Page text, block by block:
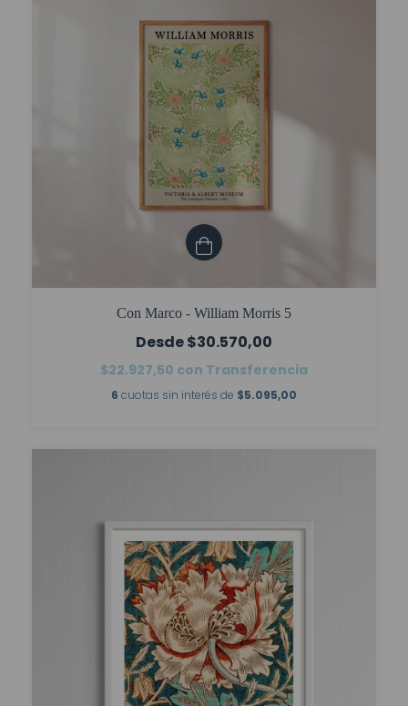
Con Marco - William Morris 5
$30.570,00
$22.927,50 con Transferencia
6 cuotas sin interés de $5.095,00